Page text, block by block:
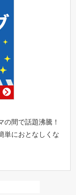
間で話題沸騰！
単におとなしくな